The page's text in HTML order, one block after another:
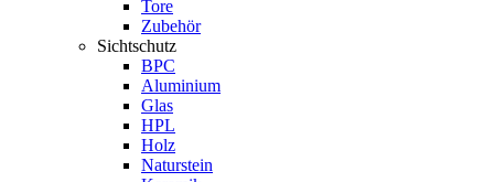
Tore
Zubehör
Sichtschutz
BPC
Aluminium
Glas
HPL
Holz
Naturstein